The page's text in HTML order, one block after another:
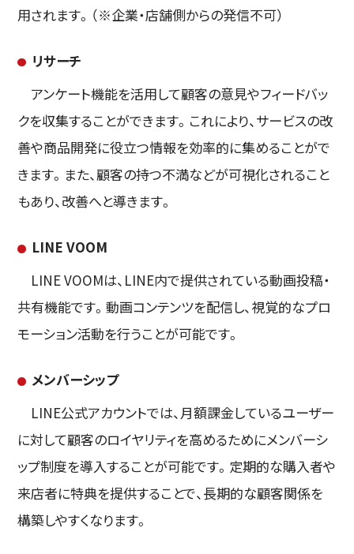
用されます。（※企業・店舗側からの発信不可）
リサーチ
アンケート機能を活用して顧客の意見やフィードバッ
クを収集することができます。これにより、サービスの改
善や商品開発に役立つ情報を効率的に集めることがで
きます。また、顧客の持つ不満などが可視化されること
もあり、改善へと導きます。
LINE VOOM
LINE VOOMは、LINE内で提供されている動画投稿・
共有機能です。動画コンテンツを配信し、視覚的なプロ
モーション活動を行うことが可能です。
メンバーシップ
LINE公式アカウントでは、月額課金しているユーザー
に対して顧客のロイヤリティを高めるためにメンバーシ
ップ制度を導入することが可能です。定期的な購入者や
来店者に特典を提供することで、長期的な顧客関係を
構築しやすくなります。